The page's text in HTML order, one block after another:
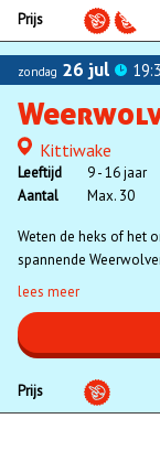
Prijs
zondag 26 jul
LocatieKittiwake
Leeftijd
9 - 16 jaar
Aantal
Max. 30
Weten de heks of het
spannende
lees meer
Prijs